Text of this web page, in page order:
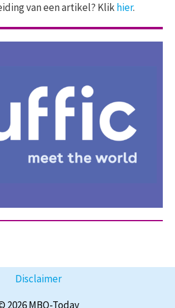
van een artikel? Klikhier.
Disclaimer
2026 MBO-Today